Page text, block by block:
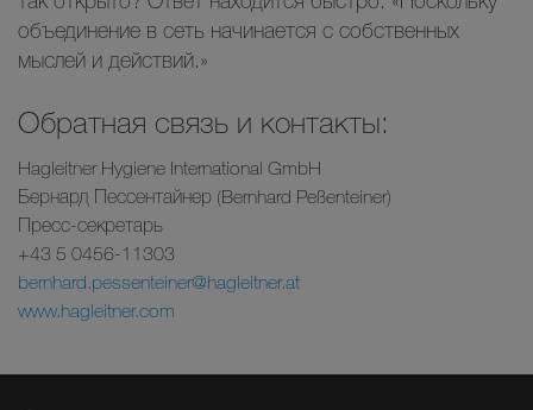
объединение в сеть начинается с собственных
мыслей и действий.»
Обратная связь и контакты:
Hagleitner Hygiene International GmbH
Бернард Пессентайнер (Bernhard Peßenteiner)
Пресс-секретарь
+43 5 0456-11303
bernhard.pessenteiner@hagleitner.at
www.hagleitner.com